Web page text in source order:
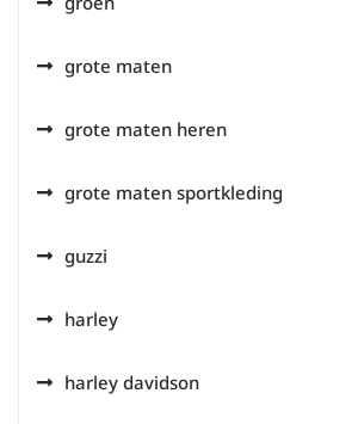
grote maten
grote maten heren
grote maten sportkleding
guzzi
harley
harley davidson